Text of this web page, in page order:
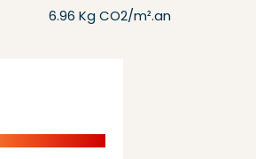
6.96 Kg CO2/m².an